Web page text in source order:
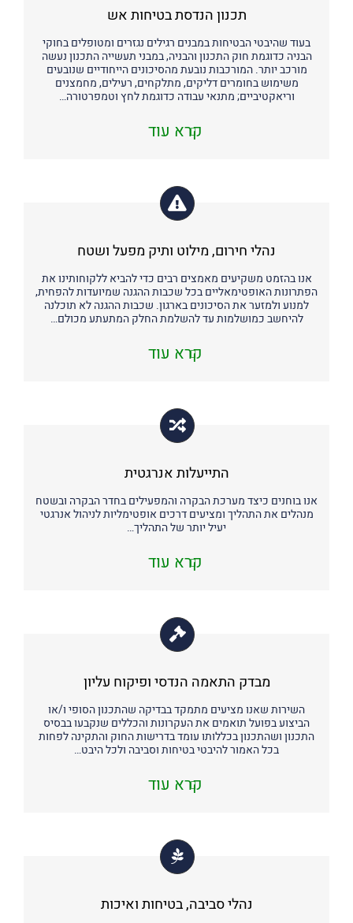
תכנון הנדסת בטיחות אש
בעוד שהיבטי הבטיחות במבנים רגילים נגזרים ומטופלים בחוקי
הבניה כדוגמת חוק התכנון והבניה, במבני תעשייה התכנון נעשה
מורכב יותר. המורכבות נובעת מהסיכונים הייחודיים שנובעים
משימוש בחומרים דליקים, מתלקחים, רעילים, מחמצנים
וריאקטיביים; מתנאי עבודה כדוגמת לחץ וטמפרטורה…
קרא עוד
נהלי חירום, מילוט ותיק מפעל ושטח
אנו בהזמט משקיעים מאמצים רבים כדי להביא ללקוחותינו את
הפתרונות האופטימאליים בכל שכבות ההגנה שמיועדות להפחית,
למנוע ולמזער את הסיכונים בארגון. שכבות ההגנה לא תוכלנה
להיחשב כמושלמות עד להשלמת החלק המתעתע מכולם…
קרא עוד
התייעלות אנרגטית
אנו בוחנים כיצד מערכת הבקרה והמפעילים בחדר הבקרה ובשטח
מנהלים את התהליך ומציעים דרכים אופטימליות לניהול אנרגטי
יעיל יותר של התהליך…
קרא עוד
מבדק התאמה הנדסי ופיקוח עליון
השירות שאנו מציעים מתמקד בבדיקה שהתכנון הסופי ו/או
הביצוע בפועל תואמים את העקרונות והכללים שנקבעו בבסיס
התכנון ושהתכנון בכללותו עומד בדרישות החוק והתקינה לפחות
בכל האמור להיבטי בטיחות וסביבה ולכל היבט…
קרא עוד
נהלי סביבה, בטיחות ואיכות